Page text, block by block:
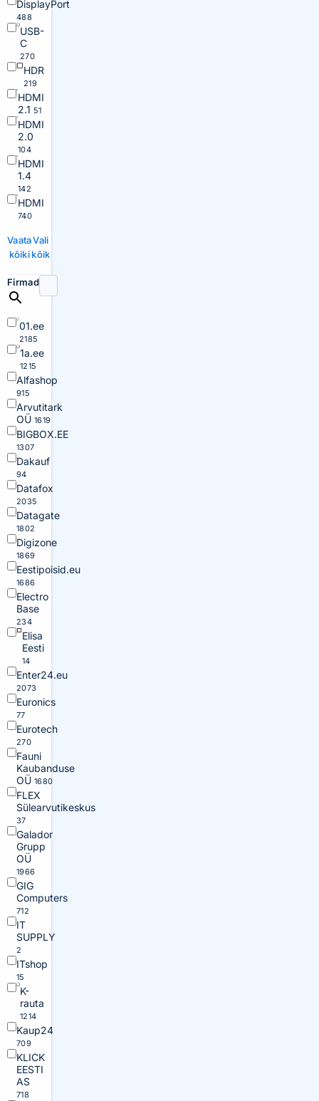
DisplayPort
488
USB-
C
270
HDR
219
HDMI
2.1 51
HDMI
2.0
104
HDMI
1.4
142
HDMI
740
Vaata
kõiki
Vali
kõik
Firmad
01.ee
2185
1a.ee
1215
Alfashop
915
Arvutitark
OÜ 1619
BIGBOX.EE
1307
Dakauf
94
Datafox
2035
Datagate
1802
Digizone
1869
Eestipoisid.eu
1686
Electro
Base
234
Elisa
Eesti
14
Enter24.eu
2073
Euronics
77
Eurotech
270
Fauni
Kaubanduse
OÜ 1680
FLEX
Sülearvutikeskus
37
Galador
Grupp
OÜ
1966
GIG
Computers
712
IT
SUPPLY
2
ITshop
15
K-
rauta
1214
Kaup24
709
KLICK
EESTI
AS
718